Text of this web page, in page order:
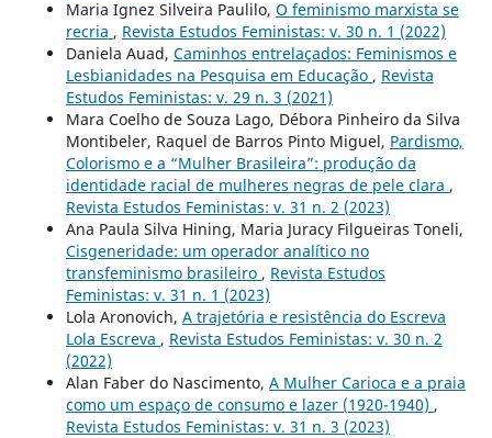
Maria Ignez Silveira Paulilo, O feminismo marxista se
recria , Revista Estudos Feministas: v. 30 n. 1 (2022)
Daniela Auad, Caminhos entrelaçados: Feminismos e
Lesbianidades na Pesquisa em Educação , Revista
Estudos Feministas: v. 29 n. 3 (2021)
Mara Coelho de Souza Lago, Débora Pinheiro da Silva
Montibeler, Raquel de Barros Pinto Miguel, Pardismo,
Colorismo e a “Mulher Brasileira”: produção da
identidade racial de mulheres negras de pele clara ,
Revista Estudos Feministas: v. 31 n. 2 (2023)
Ana Paula Silva Hining, Maria Juracy Filgueiras Toneli,
Cisgeneridade: um operador analítico no
transfeminismo brasileiro , Revista Estudos
Feministas: v. 31 n. 1 (2023)
Lola Aronovich, A trajetória e resistência do Escreva
Lola Escreva , Revista Estudos Feministas: v. 30 n. 2
(2022)
Alan Faber do Nascimento, A Mulher Carioca e a praia
como um espaço de consumo e lazer (1920-1940) ,
Revista Estudos Feministas: v. 31 n. 3 (2023)